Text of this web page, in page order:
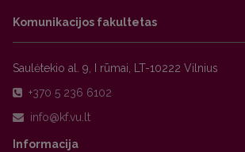
Komunikacijos fakultetas
Saulėtekio al. 9, I rūmai, LT-10222 Vilnius
+370 5 236 6102
Informacija